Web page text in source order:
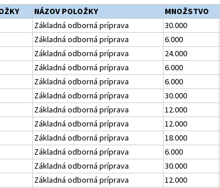
NÁZOV POLOŽKY MNOŽSTVO
Základná odborná príprava 30.000
Základná odborná príprava 6.000
Základná odborná príprava 24.000
Základná odborná príprava 6.000
Základná odborná príprava 6.000
Základná odborná príprava 30.000
Základná odborná príprava 12.000
Základná odborná príprava 12.000
Základná odborná príprava 18.000
Základná odborná príprava 6.000
Základná odborná príprava 30.000
Základná odborná príprava 12.000